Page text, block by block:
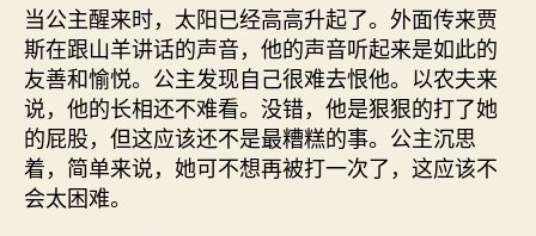
当公主醒来时，太阳已经高高升起了。外面传来贾
斯在跟山羊讲话的声音，他的声音听起来是如此的
友善和愉悦。公主发现自己很难去恨他。以农夫来
说，他的长相还不难看。没错，他是狠狠的打了她
的屁股，但这应该还不是最糟糕的事。公主沉思
着，简单来说，她可不想再被打一次了，这应该不
会太困难。